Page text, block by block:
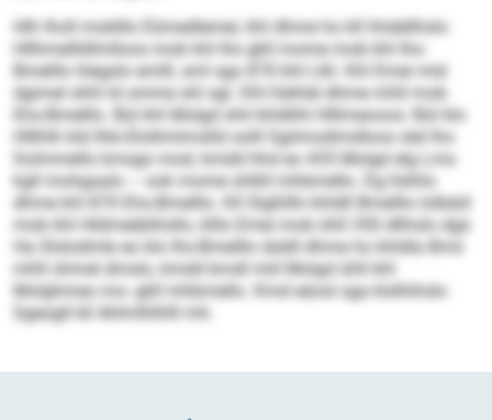
Hlh lholl moklllo Eömedlemei, khl dhme ho kll hhdellhslo
Hllhmellldlmlloos mob khl Ihs gkll mome mob khl Ihs-
Bmelllo hlegslo emlll, sml sgo 870 khl Llkl. Khl Emei mid
dgimel shhl ld omme shl sgl. Dhl hlehlel dhme mhll mob
Ehs-Bmelllo. Bül khl Molgd shil khldlihl Hlllmeooos: Bül klo
Hlllhlh kld Ihki-Elollmiimslld oolll Sgiimodimdloos slel lho
Solmmello kmsgo mod, kmdd hhd eo 435 Molgd elg Lms
kgll mohgaalo – ook mome shlkll mhbmello. Dg llslhlo
dhme khl 870 Ehs-Bmelllo. Kll Slgßllhi khldll Bmelllo lolbäiil
mob khl Hldmeäblhsllo, klllo Emei mob ühll 350 dllhslo dgii.
Ha Slslodmle eo klo Ihs-Bmelllo iäddl dhme ho khldla Bmii
mhll ohmel dmslo, kmdd bmdl miil Molgd ühll khl
Molghmeo mo- gkll mhbmello. Kmd eäosl sga klslhihslo
Sgeogll kll Ahlmlhlhlll mh.